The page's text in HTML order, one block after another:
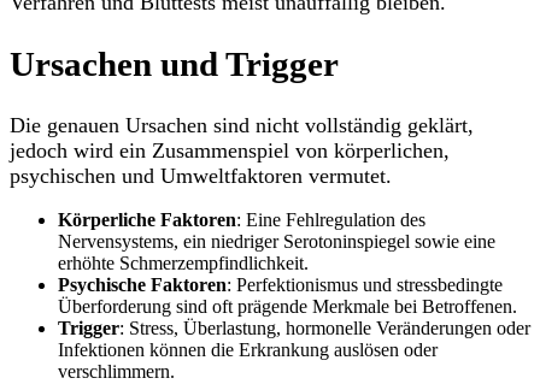
Ursachen und Trigger
Die genauen Ursachen sind nicht vollständig geklärt,
jedoch wird ein Zusammenspiel von körperlichen,
psychischen und Umweltfaktoren vermutet.
Körperliche Faktoren: Eine Fehlregulation des
Nervensystems, ein niedriger Serotoninspiegel sowie eine
erhöhte Schmerzempfindlichkeit.
Psychische Faktoren: Perfektionismus und stressbedingte
Überforderung sind oft prägende Merkmale bei Betroffenen.
Trigger: Stress, Überlastung, hormonelle Veränderungen oder
Infektionen können die Erkrankung auslösen oder
verschlimmern.